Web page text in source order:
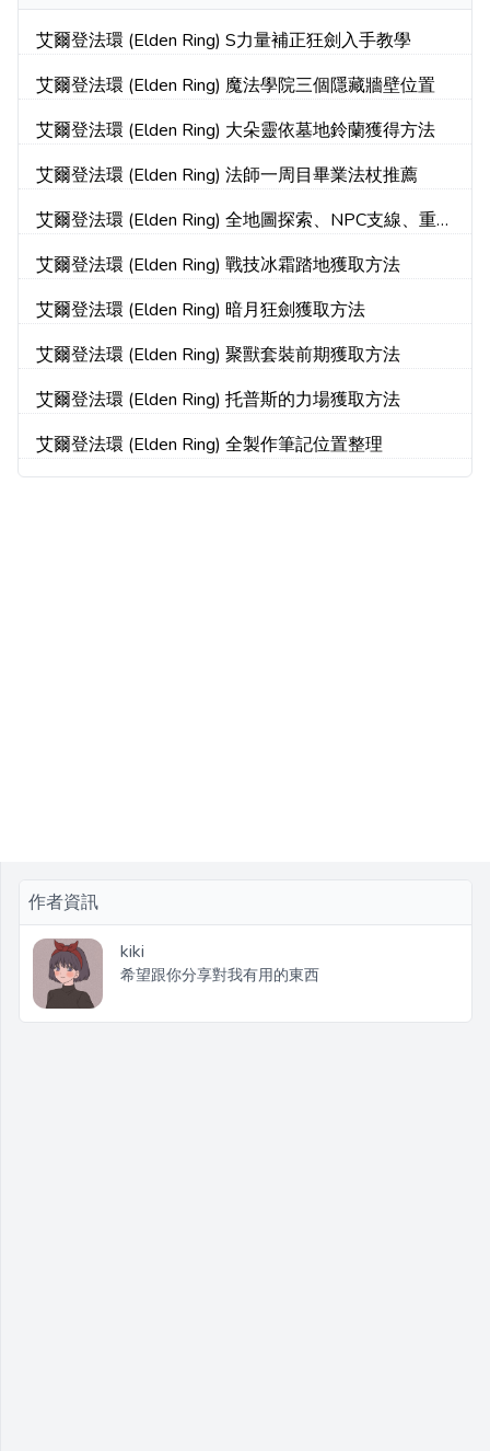
艾爾登法環 (Elden Ring) S力量補正狂劍入手教學
艾爾登法環 (Elden Ring) 魔法學院三個隱藏牆壁位置
艾爾登法環 (Elden Ring) 大朵靈依墓地鈴蘭獲得方法
艾爾登法環 (Elden Ring) 法師一周目畢業法杖推薦
艾爾登法環 (Elden Ring) 全地圖探索、NPC支線、重要
艾爾登法環 (Elden Ring) 戰技冰霜踏地獲取方法
艾爾登法環 (Elden Ring) 暗月狂劍獲取方法
艾爾登法環 (Elden Ring) 聚獸套裝前期獲取方法
艾爾登法環 (Elden Ring) 托普斯的力場獲取方法
艾爾登法環 (Elden Ring) 全製作筆記位置整理
作者資訊
kiki
希望跟你分享對我有用的東西